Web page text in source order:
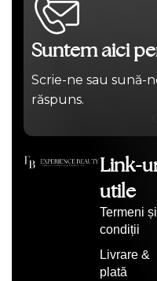
Suntem aici
Scrie-ne sau sună-
răspuns.
Link-
utile
Termeni și
condiții
Livrare &
plată